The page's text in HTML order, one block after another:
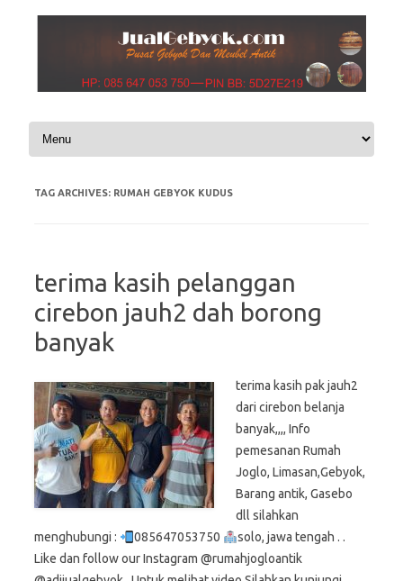
Skip to content
TAG ARCHIVES: RUMAH GEBYOK KUDUS
terima kasih pelanggan
cirebon jauh2 dah borong
banyak
terima kasih pak jauh2
dari cirebon belanja
banyak,,,, Info
pemesanan Rumah
Joglo, Limasan,Gebyok,
Barang antik, Gasebo
dll silahkan
menghubungi :
085647053750
solo, jawa tengah . .
Like dan follow our Instagram @rumahjogloantik